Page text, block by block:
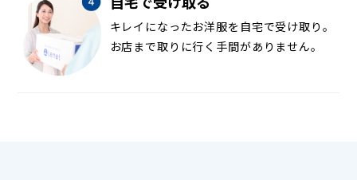
キレイになったお洋服を自宅で受け取り。
お店まで取りに行く手間がありません。